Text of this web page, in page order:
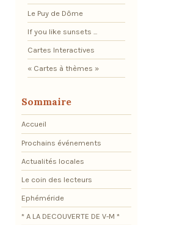
Le Puy de Dôme
If you like sunsets ...
Cartes Interactives
« Cartes à thèmes »
Sommaire
Accueil
Prochains événements
Actualités locales
Le coin des lecteurs
Ephéméride
* A LA DECOUVERTE DE V-M *